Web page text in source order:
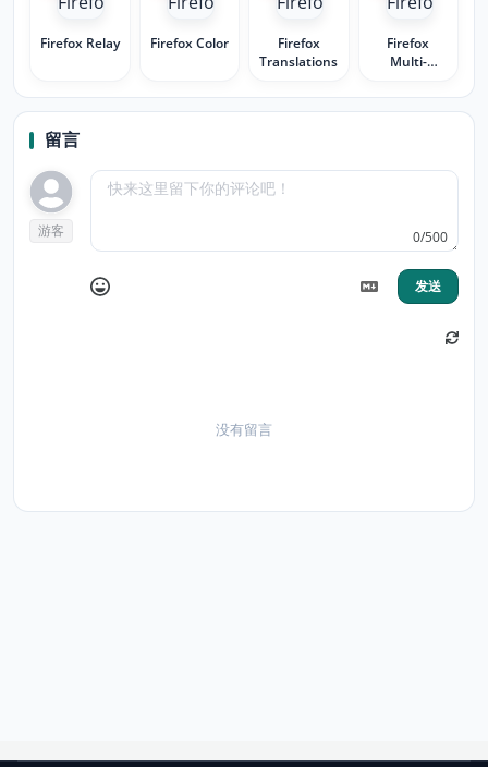
Firefox Relay Firefox Color
Firefox
Translations
Firefox
Multi-
Containers
留言
游客 0/500
发送
没有留言